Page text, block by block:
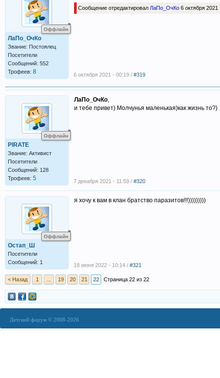
Оффлайн
ЛаПо_ОчКо
Звание: Постоялец
Посетители
Сообщений: 552
Трофеев: 8
Сообщение отредактировал ЛаПо_ОчКо 6 октября 2021
6 октября 2021 - 00:19 / #319
Оффлайн
PIRATE
Звание: Активист
Посетители
Сообщений: 128
Трофеев: 5
ЛаПо_ОчКо,
и тебе привет) Молчунья маленькая)как жизнь то?)
7 декабря 2021 - 11:59 / #320
Оффлайн
Остап_Ш
Посетители
Сообщений: 1
я хочу к вам в клан братство паразитов!!!)))))))))
18 июня 2022 - 10:14 / #321
< Назад 1 19 20 21 22 Страница 22 из 22
Детский форум © 2008-2026